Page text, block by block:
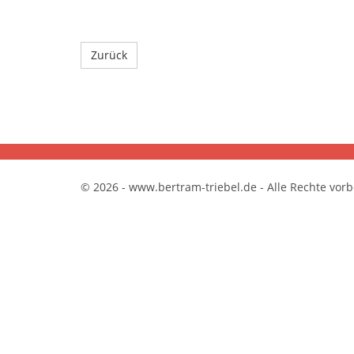
Zurück
© 2026 - www.bertram-triebel.de - Alle Rechte